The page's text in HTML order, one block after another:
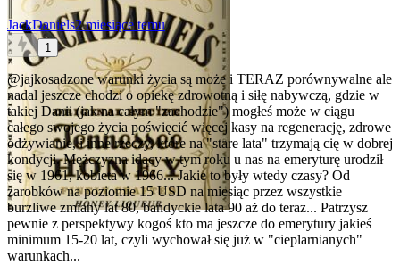
JackDaniels2 miesiące temu
1
@jajkosadzonewarunki życia są może i TERAZ porównywalne ale
nadal jeszcze chodzi o opiekę zdrowotną i siłę nabywczą, gdzie w
takiej Danii (jak na całym "zachodzie") mogłeś może w ciągu
całego swojego życia poświęcić więcej kasy na regenerację, zdrowe
odżywianie, i inne rzeczy, które na "stare lata" trzymają cię w dobrej
kondycji. Mężczyzna idący w tym roku u nas na emeryturę urodził
się w 1961, kobieta w 1966... Jakie to były wtedy czasy? Od
zarobków na poziomie 15 USD na miesiąc przez wszystkie
burzliwe zmiany lat 80, bandyckie lata 90 aż do teraz... Patrzysz
pewnie z perspektywy kogoś kto ma jeszcze do emerytury jakieś
minimum 15-20 lat, czyli wychował się już w "cieplarnianych"
warunkach...